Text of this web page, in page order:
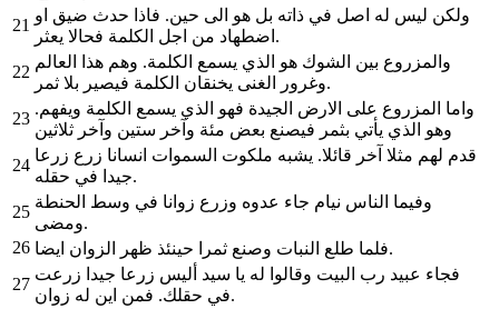
21
ولكن ليس له اصل في ذاته بل هو الى حين. فاذا حدث ضيق او
اضطهاد من اجل الكلمة فحالا يعثر.
22
والمزروع بين الشوك هو الذي يسمع الكلمة. وهم هذا العالم
وغرور الغنى يخنقان الكلمة فيصير بلا ثمر.
23
واما المزروع على الارض الجيدة فهو الذي يسمع الكلمة ويفهم.
وهو الذي يأتي بثمر فيصنع بعض مئة وآخر ستين وآخر ثلاثين
24
قدم لهم مثلا آخر قائلا. يشبه ملكوت السموات انسانا زرع زرعا
جيدا في حقله.
25
وفيما الناس نيام جاء عدوه وزرع زوانا في وسط الحنطة
ومضى.
26
فلما طلع النبات وصنع ثمرا حينئذ ظهر الزوان ايضا.
27
فجاء عبيد رب البيت وقالوا له يا سيد أليس زرعا جيدا زرعت
في حقلك. فمن اين له زوان.